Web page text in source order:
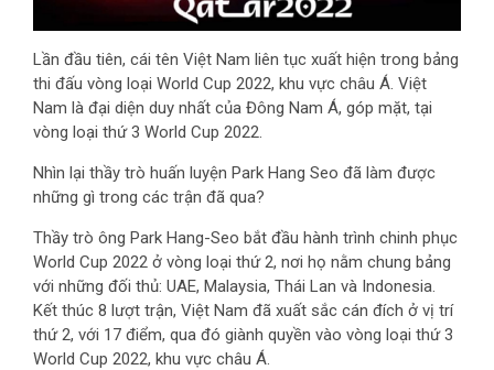
Lần đầu tiên, cái tên Việt Nam liên tục xuất hiện trong bảng
thi đấu vòng loại World Cup 2022, khu vực châu Á. Việt
Nam là đại diện duy nhất của Đông Nam Á, góp mặt, tại
vòng loại thứ 3 World Cup 2022.
Nhìn lại thầy trò huấn luyện Park Hang Seo đã làm được
những gì trong các trận đã qua?
Thầy trò ông Park Hang-Seo bắt đầu hành trình chinh phục
World Cup 2022 ở vòng loại thứ 2, nơi họ nằm chung bảng
với những đối thủ: UAE, Malaysia, Thái Lan và Indonesia.
Kết thúc 8 lượt trận, Việt Nam đã xuất sắc cán đích ở vị trí
thứ 2, với 17 điểm, qua đó giành quyền vào vòng loại thứ 3
World Cup 2022, khu vực châu Á.